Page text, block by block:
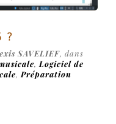
?
SAVELIEF, dans
, Logiciel de
, Préparation